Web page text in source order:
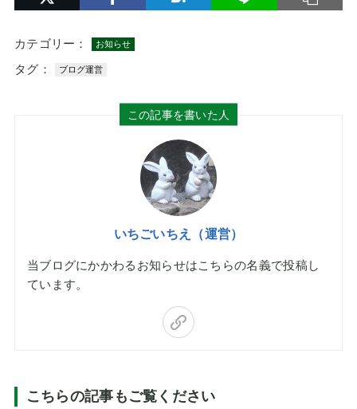
カテゴリー： お知らせ
タグ： ブログ運営
この記事を書いた人
いちごいちえ（運営）
当ブログにかかわるお知らせはこちらの名義で投稿し
ています。
こちらの記事もご覧ください